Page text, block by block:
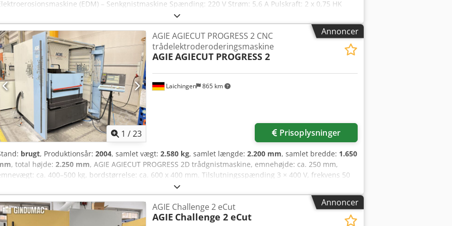
(EDM) – Senkgnistmaskine Spænding: 220 V Strøm: 5,6 A Pulskraft: 2 x 0,75 HK
Dcjdpfowf E Auex Aipsk Apparent effekt: 2,13 KVA Frekvens: 50/60 Hz Estimeret bordvandring: 300 x 200
Kapacitet for dielektrikumtank: 100-150 L Ca. vægt: 1000-1200 kg
Annoncer
1 /23
Laichingen 865 km
AGIE AGIECUT PROGRESS 2 CNC
trådelektroderoderingsmaskine
AGIE AGIECUT PROGRESS 2
Prisoplysninger
brugt, Produktionsår: 2004, samlet vægt: 2.580 kg, samlet længde: 2.200 mm, samlet bredde: 1.650
, total højde: 2.250 mm, AGIE AGIECUT PROGRESS 2D trådgnistmaskine, emnehøjde: ca. 250 mm,
ca. 400–500 kg, bordstørrelse: ca. 600 x 400 mm. Tilslutningsspænding 3 × 400 V, frekvens 50
Hz, effekt 12,1 kVA, nominel strøm 17,5 A, kortslutningsstrøm 10 kA. Trådgnistteknologi, automatisk
hydrauliske systemer, stabil konstruktion. Betjeningspanel, nødstop, sensorsystem. Z-akse
256 mm X-akse bevægelse: 350 mm Vægt: ca. 2.580 kg Styring: CNC/PLC Dimensioner (LxBxH):
2200 x 1650 x 2250 mm Y-akse bevægelse: 250 mm Byggeår: 2004 Stand: funktionsdygtig
Annoncer
AGIE Challenge 2 eCut
AGIE Challenge 2 eCut